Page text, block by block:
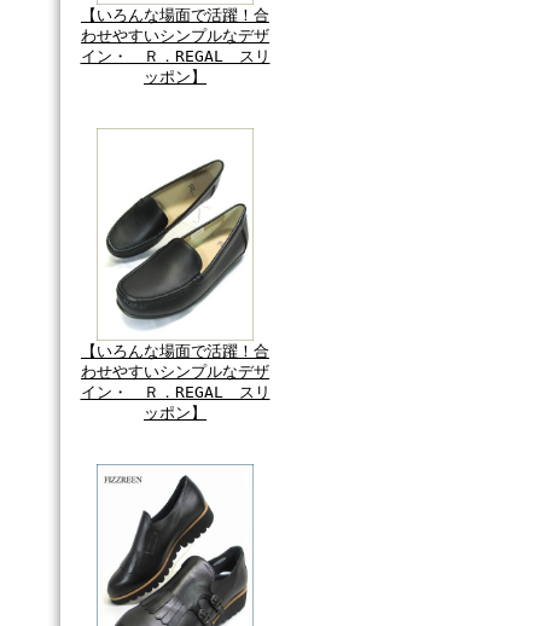
【いろんな場面で活躍！合
わせやすいシンプルなデザ
イン・ Ｒ．REGAL スリ
ッポン】
【いろんな場面で活躍！合
わせやすいシンプルなデザ
イン・ Ｒ．REGAL スリ
ッポン】